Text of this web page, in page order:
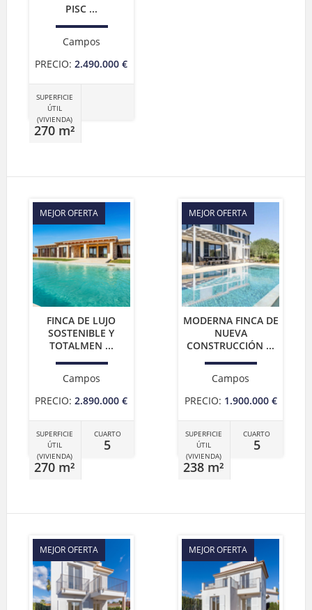
PISC ...
Campos
PRECIO: 2.490.000 €
SUPERFICIE
ÚTIL
(VIVIENDA)
270 m²
MEJOR OFERTA
FINCA DE LUJO
SOSTENIBLE Y
TOTALMEN ...
Campos
PRECIO: 2.890.000 €
SUPERFICIE
ÚTIL
(VIVIENDA)
270 m²
CUARTO
5
MEJOR OFERTA
MODERNA FINCA DE
NUEVA
CONSTRUCCIÓN ...
Campos
PRECIO: 1.900.000 €
SUPERFICIE
ÚTIL
(VIVIENDA)
238 m²
CUARTO
5
MEJOR OFERTA MEJOR OFERTA